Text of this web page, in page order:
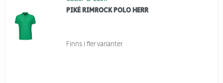
PIKÉ RIMROCK POLO HERR
Finns i fler varianter